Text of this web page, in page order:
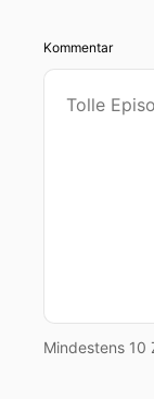
Kommentar
Mindestens 10